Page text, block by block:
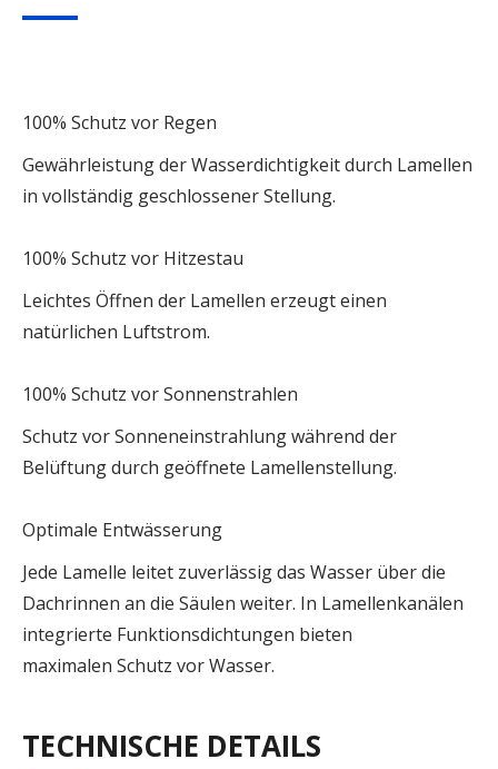
100% Schutz vor Regen
Gewährleistung der Wasserdichtigkeit durch Lamellen
in vollständig geschlossener Stellung.
100% Schutz vor Hitzestau
Leichtes Öffnen der Lamellen erzeugt einen
natürlichen Luftstrom.
100% Schutz vor Sonnenstrahlen
Schutz vor Sonneneinstrahlung während der
Belüftung durch geöffnete Lamellenstellung.
Optimale Entwässerung
Jede Lamelle leitet zuverlässig das Wasser über die
Dachrinnen an die Säulen weiter. In Lamellenkanälen
integrierte Funktionsdichtungen bieten
maximalen Schutz vor Wasser.
TECHNISCHE DETAILS